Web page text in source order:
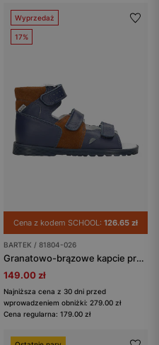
Wyprzedaż
17%
Cena z kodem SCHOOL: 126.65 zł
BARTEK / 81804-026
Granatowo-brązowe kapcie profilaktyczne BARTEK 81804-026
149.00 zł
Najniższa cena z 30 dni przed
wprowadzeniem obniżki: 279.00 zł
Cena regularna: 179.00 zł